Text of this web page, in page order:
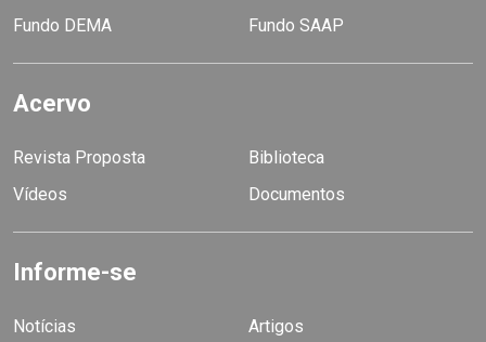
Fundo DEMA Fundo SAAP
Acervo
Revista Proposta
Biblioteca
Vídeos
Documentos
Informe-se
Notícias
Artigos